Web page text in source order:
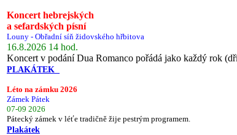
Koncert hebrejských
a sefardských písní
Louny - Obřadní síň židovského hřbitova
16.8.2026 14 hod.
Koncert v podání Dua Romanco pořádá jako každý rok
PLAKÁTEK
Léto na zámku 2026
Zámek Pátek
07-09 2026
Pátecký zámek v léťe tradičně žije pestrým programem.
Plakátek